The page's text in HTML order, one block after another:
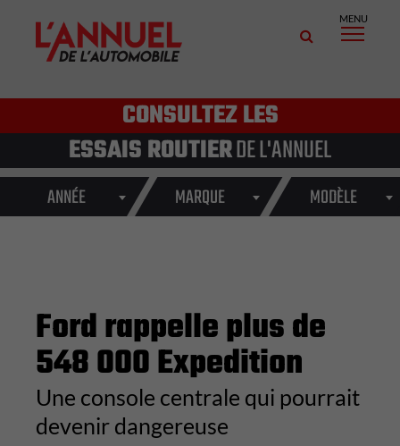
MENU
CONSULTEZ LES
ESSAIS ROUTIERDE L'ANNUEL
ANNÉE MARQUE MODÈLE
Ford rappelle plus de
548 000 Expedition
Une console centrale qui pourrait
devenir dangereuse